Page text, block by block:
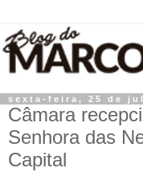
sexta-feira, 25 de
Câmara
Senhora das
Capital